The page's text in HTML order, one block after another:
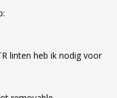
linten heb ik nodig voor